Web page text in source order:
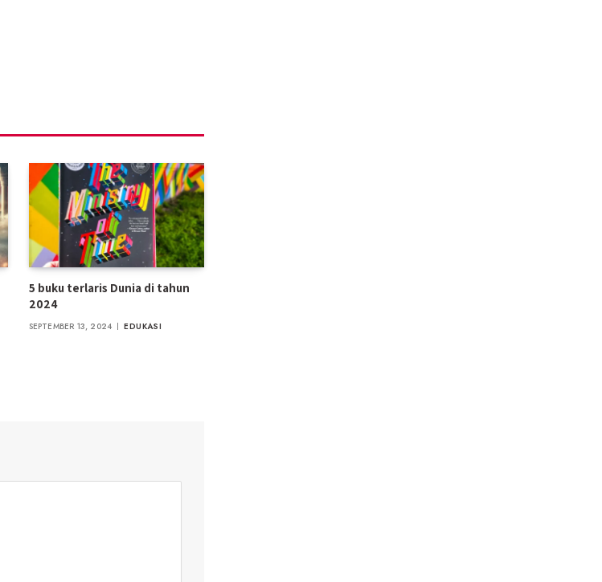
5 buku terlaris Dunia di tahun
2024
SEPTEMBER 13, 2024 EDUKASI